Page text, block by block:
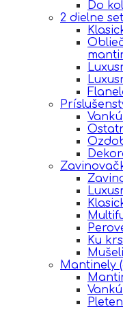
Do
2 dielne
Ku
Mantinely